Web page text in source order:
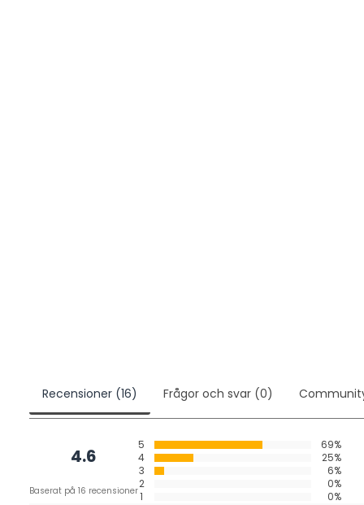
Recensioner (16) Frågor och svar (0)
4.6
Baserat på 16 recensioner
5
69%
4
25%
3
6%
2
0%
1
0%